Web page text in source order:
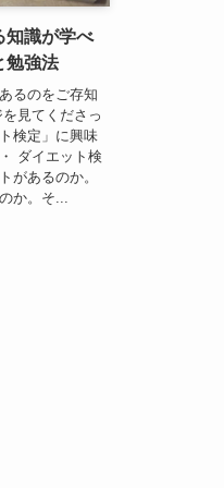
知識が学べ
勉強法
るのをご存知
見てくださっ
検定」に興味
ダイエット検
があるのか。
か。そ...